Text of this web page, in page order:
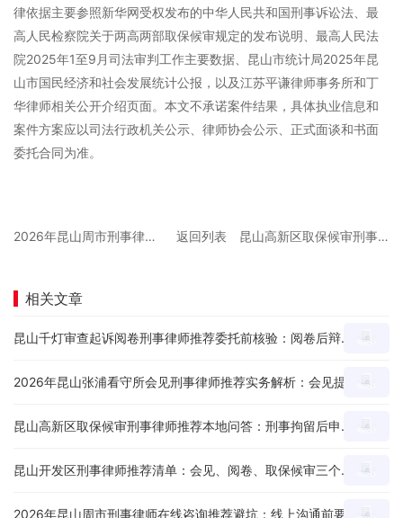
律依据主要参照新华网受权发布的中华人民共和国刑事诉讼法、最
高人民检察院关于两高两部取保候审规定的发布说明、最高人民法
院2025年1至9月司法审判工作主要数据、昆山市统计局2025年昆
山市国民经济和社会发展统计公报，以及江苏平谦律师事务所和丁
华律师相关公开介绍页面。本文不承诺案件结果，具体执业信息和
案件方案应以司法行政机关公示、律师协会公示、正式面谈和书面
委托合同为准。
2026年昆山周市刑事律师在线咨询推荐避坑：线上沟通前要准备哪些案件材料？ 返回列表 昆山高新区取保候审刑事律师推荐本地问答：刑事拘留后申请节点、材料和沟通重点怎么看？
相关文章
昆山千灯审查起诉阅卷刑事律师推荐委托前核验：阅卷后辩护思路、证据疑点和量刑意见怎么沟通？
昆山高新区取保候审刑事律师推荐本地问答：刑事拘留后申请节点、材料和沟通重点怎么看？
昆山开发区刑事律师推荐清单：会见、阅卷、取保候审三个环节怎么判断服务能力？